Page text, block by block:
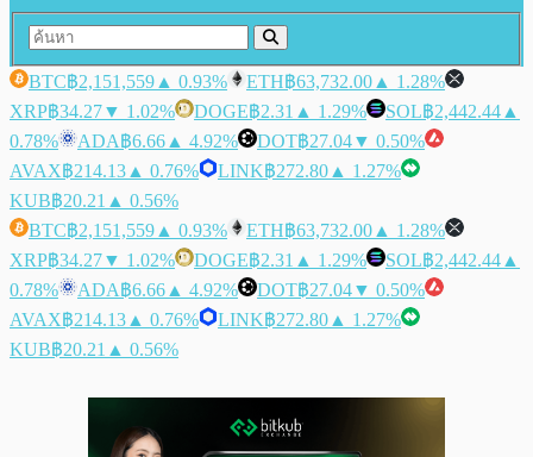
BTC฿2,151,559 ▲ 0.93% ETH฿63,732.00 ▲ 1.28%
XRP฿34.27▼ 1.02% DOGE฿2.31 ▲ 1.29% SOL฿2,442.44 ▲
0.78%
ADA฿6.66 ▲ 4.92% DOT฿27.04▼ 0.50%
AVAX฿214.13 ▲ 0.76% LINK฿272.80 ▲ 1.27%
KUB฿20.21 ▲ 0.56%
BTC฿2,151,559 ▲ 0.93% ETH฿63,732.00 ▲ 1.28%
XRP฿34.27▼ 1.02% DOGE฿2.31 ▲ 1.29% SOL฿2,442.44 ▲
0.78%
ADA฿6.66 ▲ 4.92% DOT฿27.04▼ 0.50%
AVAX฿214.13 ▲ 0.76% LINK฿272.80 ▲ 1.27%
KUB฿20.21 ▲ 0.56%